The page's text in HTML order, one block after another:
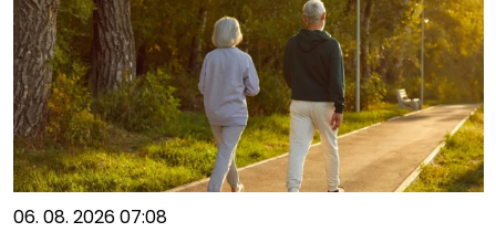
06. 08. 2026 07:08